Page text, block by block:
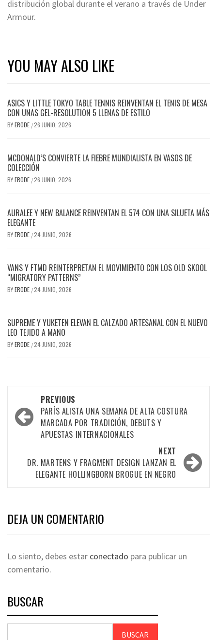
distribución global durante el verano a través de Under
Armour.
YOU MAY ALSO LIKE
ASICS Y LITTLE TOKYO TABLE TENNIS REINVENTAN EL TENIS DE MESA
CON UNAS GEL-RESOLUTION 5 LLENAS DE ESTILO
BYERODE /26 JUNIO, 2026
MCDONALD’S CONVIERTE LA FIEBRE MUNDIALISTA EN VASOS DE
COLECCIÓN
BYERODE /26 JUNIO, 2026
AURALEE Y NEW BALANCE REINVENTAN EL 574 CON UNA SILUETA MÁS
ELEGANTE
BYERODE /24 JUNIO, 2026
VANS Y FTMD REINTERPRETAN EL MOVIMIENTO CON LOS OLD SKOOL
“MIGRATORY PATTERNS”
BYERODE /24 JUNIO, 2026
SUPREME Y YUKETEN ELEVAN EL CALZADO ARTESANAL CON EL NUEVO
LEO TEJIDO A MANO
BYERODE /24 JUNIO, 2026
PREVIOUS
PARÍS ALISTA UNA SEMANA DE ALTA COSTURA
MARCADA POR TRADICIÓN, DEBUTS Y
APUESTAS INTERNACIONALES
NEXT
DR. MARTENS Y FRAGMENT DESIGN LANZAN EL
ELEGANTE HOLLINGBORN BROGUE EN NEGRO
DEJA UN COMENTARIO
Lo siento, debes estar conectado para publicar un
comentario.
BUSCAR
BUSCAR